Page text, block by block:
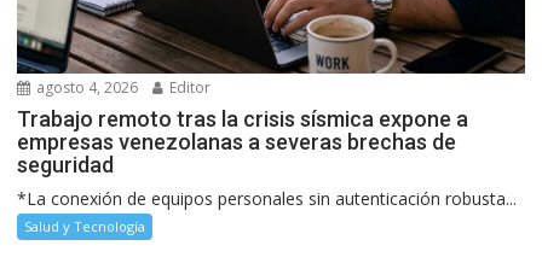
agosto 4, 2026 Editor
Trabajo remoto tras la crisis sísmica expone a
empresas venezolanas a severas brechas de
seguridad
*La conexión de equipos personales sin autenticación robusta...
Salud y Tecnología